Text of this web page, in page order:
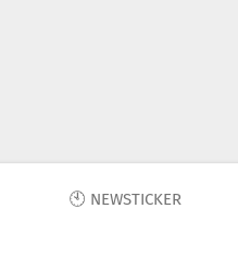
🕙 NEWSTICKER